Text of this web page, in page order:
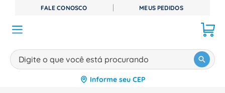
FALE CONOSCO MEUS PEDIDOS
Digite o que você está procurando
Informe seu CEP
TERMOS MAIS BUSCADOS